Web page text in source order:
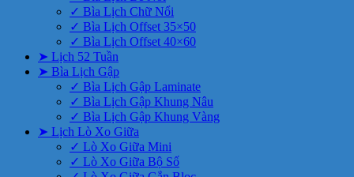
✓ Bìa Lịch Chữ Nổi
✓ Bìa Lịch Offset 35×50
✓ Bìa Lịch Offset 40×60
➤ Lịch 52 Tuần
➤ Bìa Lịch Gập
✓ Bìa Lịch Gập Laminate
✓ Bìa Lịch Gập Khung Nâu
✓ Bìa Lịch Gập Khung Vàng
➤ Lịch Lò Xo Giữa
✓ Lò Xo Giữa Mini
✓ Lò Xo Giữa Bộ Số